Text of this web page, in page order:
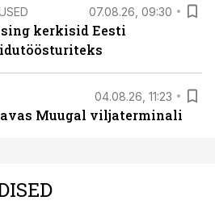
07.08.26, 09:30
kerkisid Eesti
04.08.26, 11:23
Muugal viljaterminali